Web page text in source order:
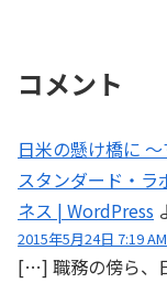
コメント
日米の懸け橋に
スタンダード・ラ
ネス | WordPress
2015年5月24日 7:19 AM
[…] 職務の傍ら、